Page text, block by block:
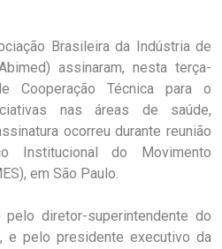
Brasileira da Indústria de
assinaram, nesta terça-
Cooperação Técnica para o
nas áreas de saúde,
ocorreu durante reunião
Institucional do Movimento
em São Paulo.
diretor-superintendente do
e pelo presidente executivo da